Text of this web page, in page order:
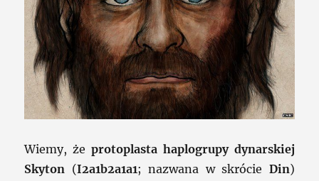
Wiemy, że protoplasta haplogrupy dynarskiej
Skyton (I2a1b2a1a1; nazwana w skrócie Din)